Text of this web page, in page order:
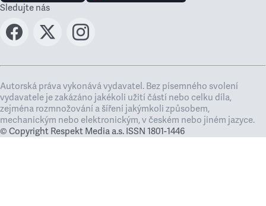
Sledujte nás
Autorská práva vykonává vydavatel. Bez písemného svolení
vydavatele je zakázáno jakékoli užití částí nebo celku díla,
zejména rozmnožování a šíření jakýmkoli způsobem,
mechanickým nebo elektronickým, v českém nebo jiném jazyce.
© Copyright Respekt Media a.s. ISSN 1801-1446